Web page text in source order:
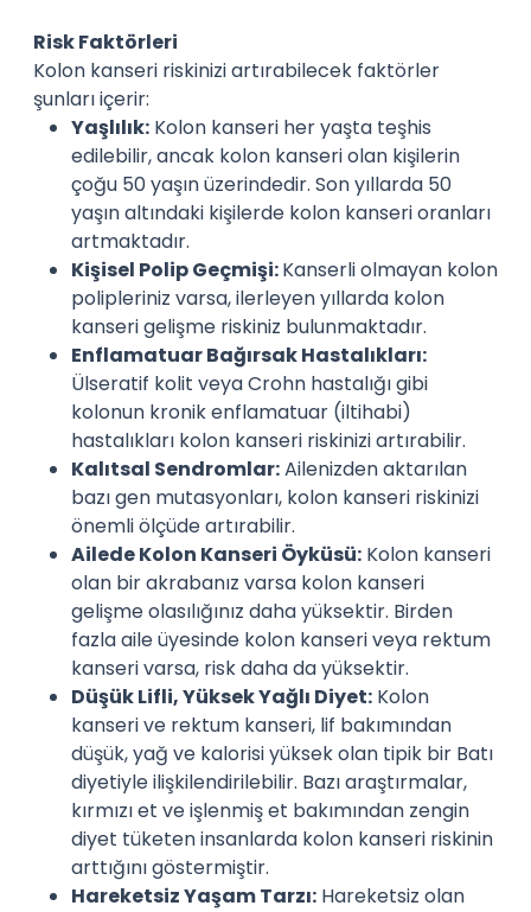
Risk Faktörleri
Kolon kanseri riskinizi artırabilecek faktörler
şunları içerir:
Yaşlılık: Kolon kanseri her yaşta teşhis
edilebilir, ancak kolon kanseri olan kişilerin
çoğu 50 yaşın üzerindedir. Son yıllarda 50
yaşın altındaki kişilerde kolon kanseri oranları
artmaktadır.
Kişisel Polip Geçmişi:Kanserli olmayan kolon
polipleriniz varsa, ilerleyen yıllarda kolon
kanseri gelişme riskiniz bulunmaktadır.
Enflamatuar Bağırsak Hastalıkları:
Ülseratif kolit veya Crohn hastalığı gibi
kolonun kronik enflamatuar (iltihabi)
hastalıkları kolon kanseri riskinizi artırabilir.
Kalıtsal Sendromlar:Ailenizden aktarılan
bazı gen mutasyonları, kolon kanseri riskinizi
önemli ölçüde artırabilir.
Ailede Kolon Kanseri Öyküsü: Kolon kanseri
olan bir akrabanız varsa kolon kanseri
gelişme olasılığınız daha yüksektir. Birden
fazla aile üyesinde kolon kanseri veya rektum
kanseri varsa, risk daha da yüksektir.
Düşük Lifli, Yüksek Yağlı Diyet: Kolon
kanseri ve rektum kanseri, lif bakımından
düşük, yağ ve kalorisi yüksek olan tipik bir Batı
diyetiyle ilişkilendirilebilir. Bazı araştırmalar,
kırmızı et ve işlenmiş et bakımından zengin
diyet tüketen insanlarda kolon kanseri riskinin
arttığını göstermiştir.
Hareketsiz Yaşam Tarzı: Hareketsiz olan